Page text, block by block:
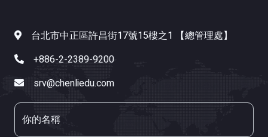
台北市中正區許昌街17號15樓之1 【總管理處】
+886-2-2389-9200
srv@chenliedu.com
你的名稱